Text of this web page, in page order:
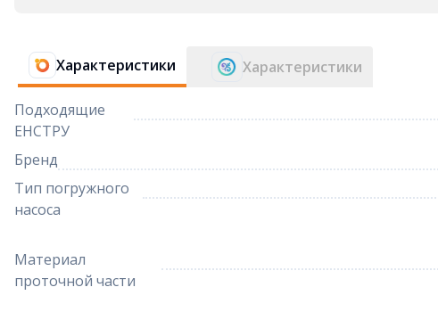
Характеристики Характеристики
Подходящие
ЕНСТРУ
Бренд
Тип погружного
насоса
Материал
проточной части